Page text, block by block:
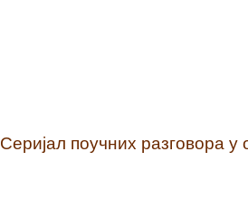
Серијал поучних разговора